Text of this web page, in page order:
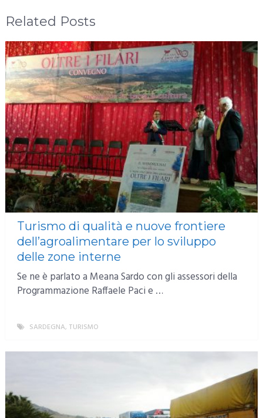
Related Posts
Turismo di qualità e nuove frontiere
dell’agroalimentare per lo sviluppo
delle zone interne
Se ne è parlato a Meana Sardo con gli assessori della
Programmazione Raffaele Paci e …
SARDEGNA, TURISMO